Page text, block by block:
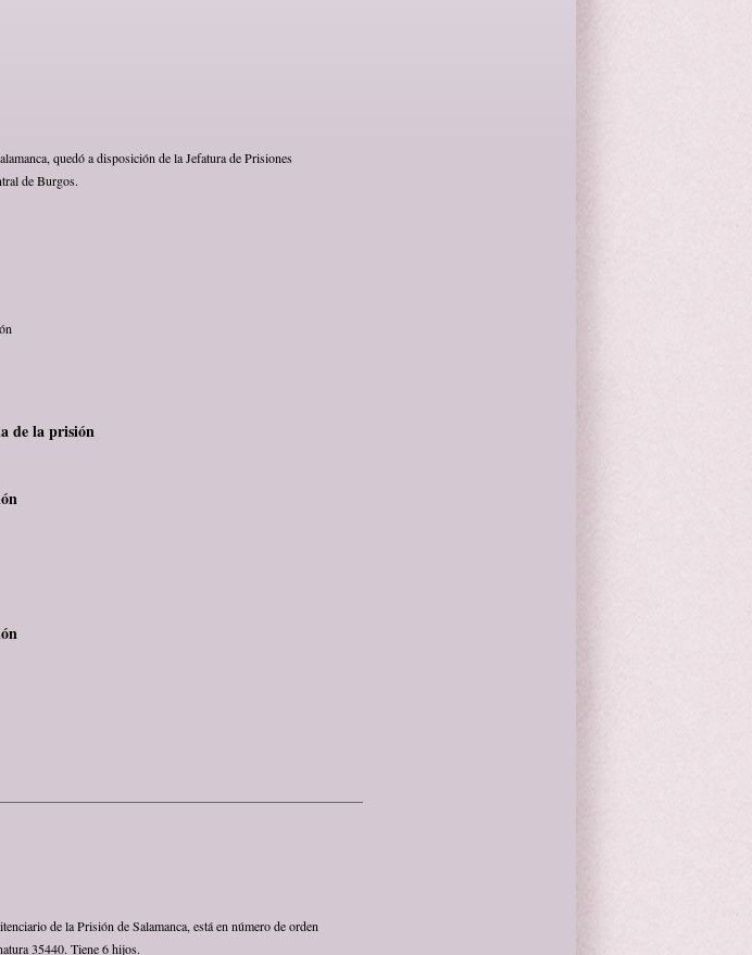
quedó a disposición de la Jefatura de Prisiones
de Burgos.
de la prisión
de la Prisión de Salamanca, está en número de orden
35440. Tiene 6 hijos.